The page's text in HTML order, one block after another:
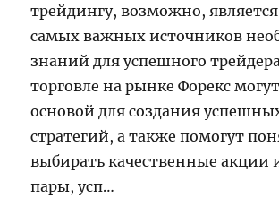
трейдингу, возможно,
самых важных источников
знаний для успешного
торговле на рынке Форекс
основой для создания
стратегий, а также помогут
выбирать качественные акции
пары, усп…